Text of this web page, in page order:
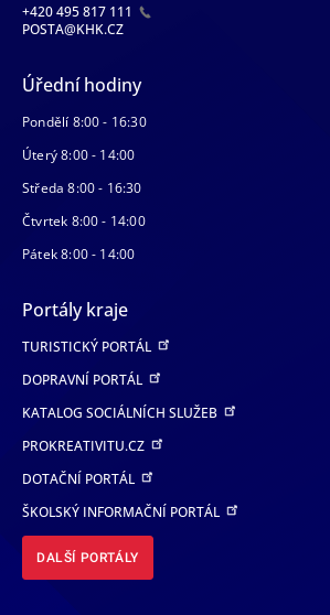
+420 495 817 111
POSTA@KHK.CZ
Úřední hodiny
Pondělí 8:00 - 16:30
Úterý 8:00 - 14:00
Středa 8:00 - 16:30
Čtvrtek 8:00 - 14:00
Pátek 8:00 - 14:00
Portály kraje
TURISTICKÝ PORTÁL
DOPRAVNÍ PORTÁL
KATALOG SOCIÁLNÍCH SLUŽEB
PROKREATIVITU.CZ
DOTAČNÍ PORTÁL
ŠKOLSKÝ INFORMAČNÍ PORTÁL
DALŠÍ PORTÁLY